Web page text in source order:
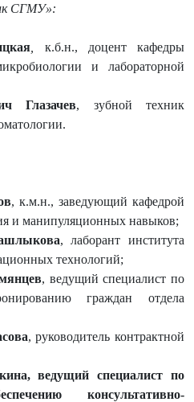
СГМУ»:
к.б.н., доцент кафедры
и лабораторной
Глазачев, зубной техник
, к.м.н., заведующий кафедрой
и манипуляционных навыков;
, лаборант института
технологий;
, ведущий специалист по
граждан отдела
, руководитель контрактной
, ведущий специалист по
консультативно-